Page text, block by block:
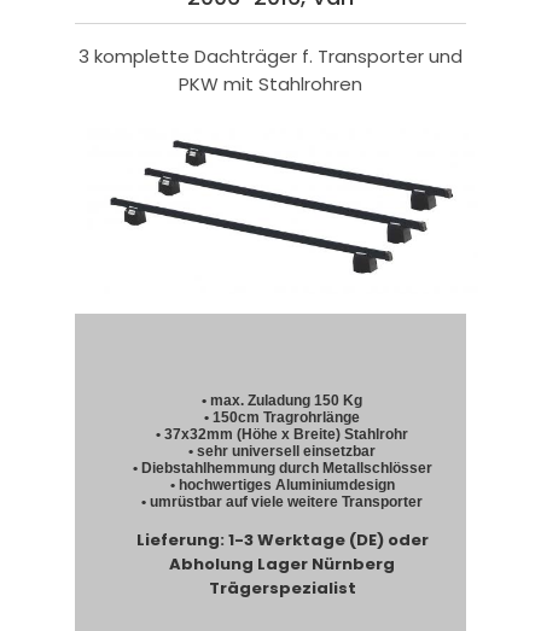
3 komplette Dachträger f. Transporter und
PKW mit Stahlrohren
• max. Zuladung 150 Kg
• 150cm Tragrohrlänge
• 37x32mm (Höhe x Breite) Stahlrohr
• sehr universell einsetzbar
• Diebstahlhemmung durch Metallschlösser
• hochwertiges Aluminiumdesign
• umrüstbar auf viele weitere Transporter
Lieferung: 1-3 Werktage (DE) oder
Abholung Lager Nürnberg
Trägerspezialist